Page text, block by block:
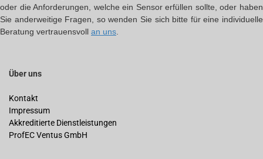
oder die Anforderungen, welche ein Sensor erfüllen sollte, oder haben
Sie anderweitige Fragen, so wenden Sie sich bitte für eine individuelle
Beratung vertrauensvoll an uns
Über uns
Kontakt
Impressum
Akkreditierte Dienstleistungen
ProfEC Ventus GmbH